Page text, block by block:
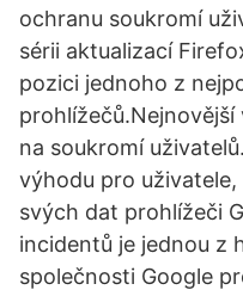
ochranu soukromí
sérii aktualizací
pozici jednoho z
na soukromí
výhodu pro
svých dat prohlížeči
incidentů je jednou z
společnosti Google